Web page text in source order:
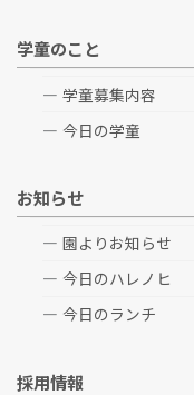
学童のこと
学童募集内容
今日の学童
お知らせ
園よりお知らせ
今日のハレノヒ
今日のランチ
採用情報